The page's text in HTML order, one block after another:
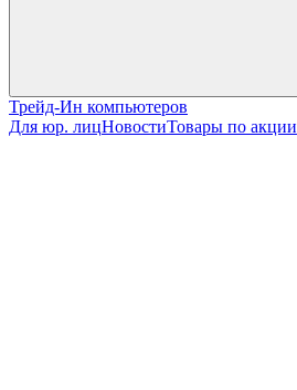
Трейд-Ин компьютеров
Для юр. лицНовостиТовары по акции